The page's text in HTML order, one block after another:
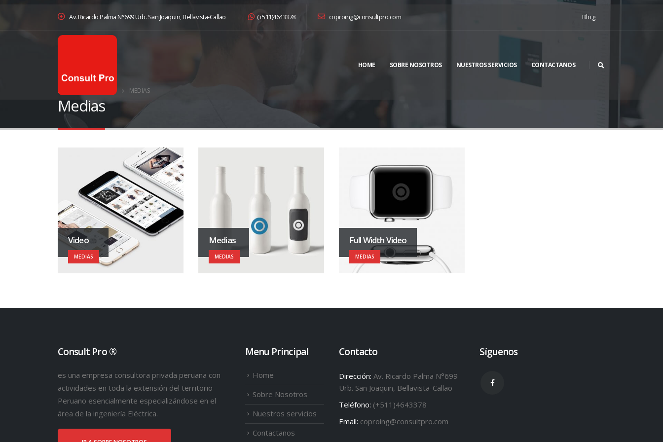
Av. Ricardo Palma N°699 Urb. San Joaquin, Bellavista-Callao (+511)4643378 coproing@consultpro.com Blog
HOME SOBRE NOSOTROS NUESTROS SERVICIOS CONTACTANOS
HOME MEDIAS
Medias
Video
MEDIAS
Medias
MEDIAS
Full Width Video
MEDIAS
Consult Pro ®
es una empresa consultora privada peruana con
actividades en toda la extensión del territorio
Peruano esencialmente especializándose en el
área de la ingeniería Eléctrica.
Menu Principal
Home
Sobre Nosotros
Nuestros servicios
Contactanos
Contacto
Dirección: Av. Ricardo Palma N°699
Urb. San Joaquin, Bellavista-Callao
Teléfono: (+511)4643378
Email: coproing@consultpro.com
Síguenos